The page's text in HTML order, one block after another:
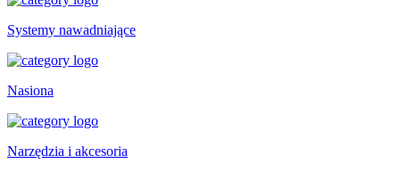
Systemy nawadniające
Nasiona
Narzędzia i akcesoria